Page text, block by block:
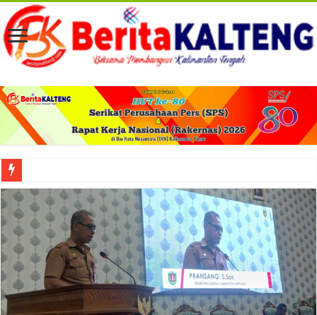
Viral! Selama Dua Bulan Lebih Siltap Serta Tunjangan Pemdes dan BPD di